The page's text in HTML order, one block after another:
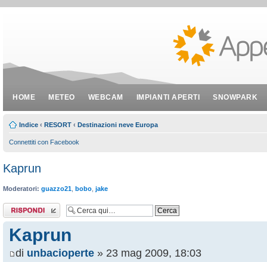
HOME METEO WEBCAM IMPIANTI APERTI SNOWPARK
Indice ‹ RESORT ‹ Destinazioni neve Europa
Connettiti con Facebook
Kaprun
Moderatori: guazzo21 bobo jake
Rispondi al
messaggio
Kaprun
di unbacioperte » 23 mag 2009, 18:03